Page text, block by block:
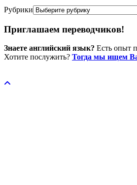
Рубрики
Приглашаем переводчиков!
Знаете английский язык? Есть опыт
Хотите послужить? Тогда мы ищем